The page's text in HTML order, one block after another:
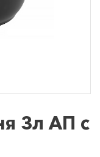
3л АП с